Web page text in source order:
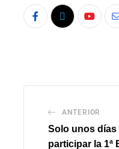
ANTERIOR
Solo unos días
participar la 1ª